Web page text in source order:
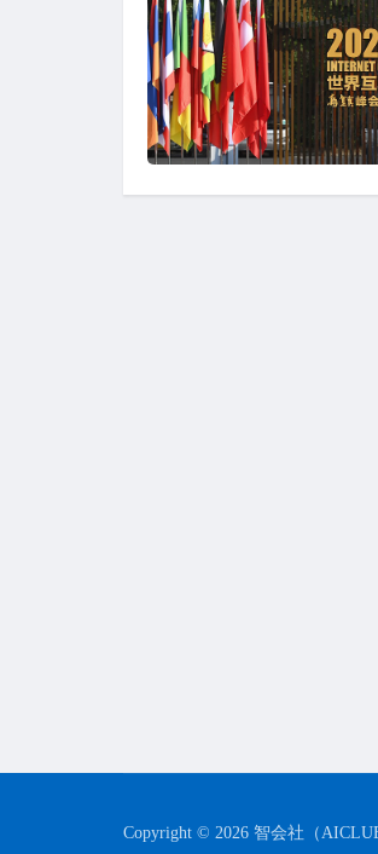
Copyright © 2026 智会社（